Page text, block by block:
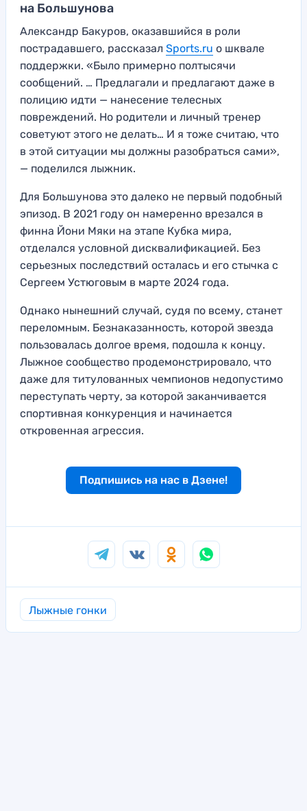
на Большунова
Александр Бакуров, оказавшийся в роли
пострадавшего, рассказал Sports.ru о шквале
поддержки. «Было примерно полтысячи
сообщений. … Предлагали и предлагают даже в
полицию идти — нанесение телесных
повреждений. Но родители и личный тренер
советуют этого не делать… И я тоже считаю, что
в этой ситуации мы должны разобраться сами»,
— поделился лыжник.
Для Большунова это далеко не первый подобный
эпизод. В 2021 году он намеренно врезался в
финна Йони Мяки на этапе Кубка мира,
отделался условной дисквалификацией. Без
серьезных последствий осталась и его стычка с
Сергеем Устюговым в марте 2024 года.
Однако нынешний случай, судя по всему, станет
переломным. Безнаказанность, которой звезда
пользовалась долгое время, подошла к концу.
Лыжное сообщество продемонстрировало, что
даже для титулованных чемпионов недопустимо
переступать черту, за которой заканчивается
спортивная конкуренция и начинается
откровенная агрессия.
Подпишись на нас в Дзене!
Лыжные гонки